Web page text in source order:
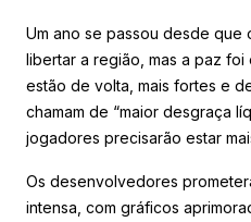
Um ano se passou desde que
libertar a região, mas a paz
estão de volta, mais fortes e
chamam de “maior desgraça
jogadores precisarão estar
Os desenvolvedores
intensa, com gráficos